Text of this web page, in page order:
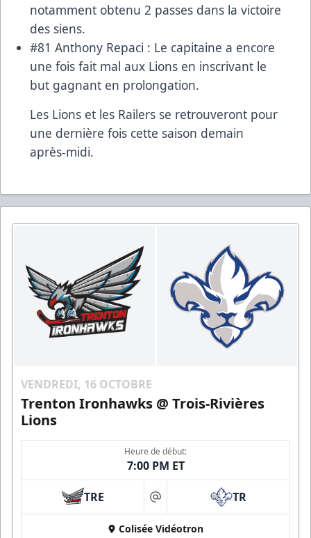
notamment obtenu 2 passes dans la victoire
des siens.
#81 Anthony Repaci : Le capitaine a encore
une fois fait mal aux Lions en inscrivant le
but gagnant en prolongation.
Les Lions et les Railers se retrouveront pour
une dernière fois cette saison demain
après-midi.
VENDREDI, 16 OCTOBRE
Trenton Ironhawks @ Trois-Rivières
Lions
Heure de début:
7:00 PM ET
TRE at TR
Colisée Vidéotron